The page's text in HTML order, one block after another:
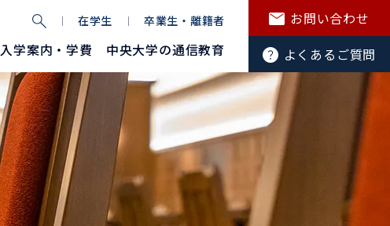
在学生 卒業生・離籍者
入学案内・学費 中央大学の通信教育
お問い合わせ
よくあるご質問